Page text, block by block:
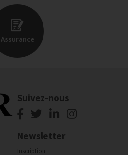
Assurance
Suivez-nous
Newsletter
Inscription